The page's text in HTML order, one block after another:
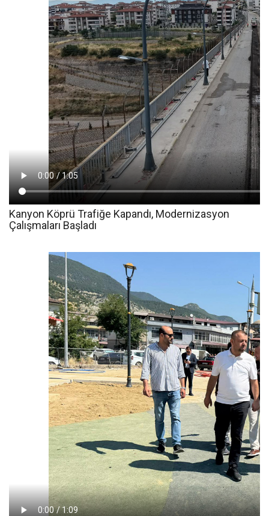
Kanyon Köprü Trafiğe Kapandı, Modernizasyon
Çalışmaları Başladı